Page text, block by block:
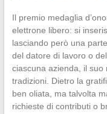
Il premio medaglia
elettrone libero: si
lasciando però una
del datore di lavoro o
ciascuna azienda, il suo
tradizioni. Dietro la
ben oliata, ma talvolta
richieste di contributi o